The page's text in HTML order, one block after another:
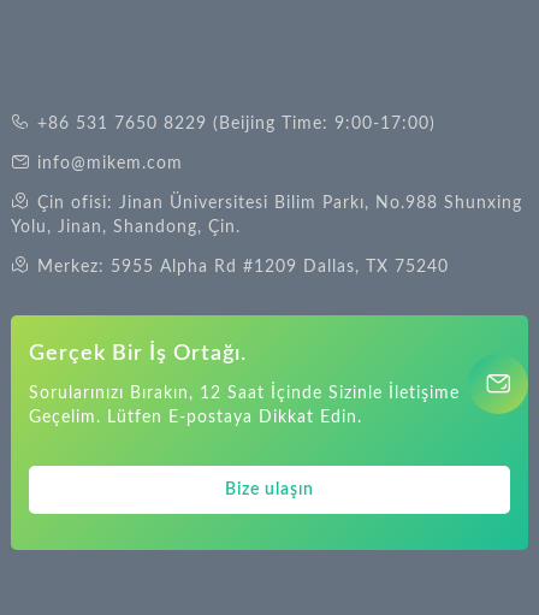
+86 531 7650 8229 (Beijing Time: 9:00-17:00)
info@mikem.com
Çin ofisi: Jinan Üniversitesi Bilim Parkı, No.988 Shunxing
Yolu, Jinan, Shandong, Çin.
Merkez: 5955 Alpha Rd #1209 Dallas, TX 75240
Gerçek Bir İş Ortağı.
Sorularınızı Bırakın, 12 Saat İçinde Sizinle İletişime
Geçelim. Lütfen E-postaya Dikkat Edin.
Bize ulaşın